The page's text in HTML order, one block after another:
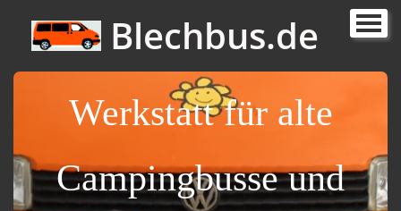
Blechbus.de
Werkstatt für alte
Campingbusse und
Bilder von Projekten und Reisen
Highlights
Datenschutzerklärung